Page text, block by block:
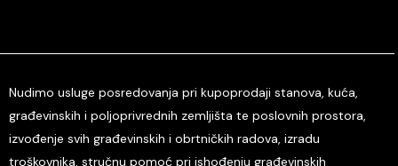
Nudimo usluge posredovanja pri kupoprodaji stanova, kuća,
građevinskih i poljoprivrednih zemljišta te poslovnih prostora,
izvođenje svih građevinskih i obrtničkih radova, izradu
troškovnika, stručnu pomoć pri ishođenju građevinskih